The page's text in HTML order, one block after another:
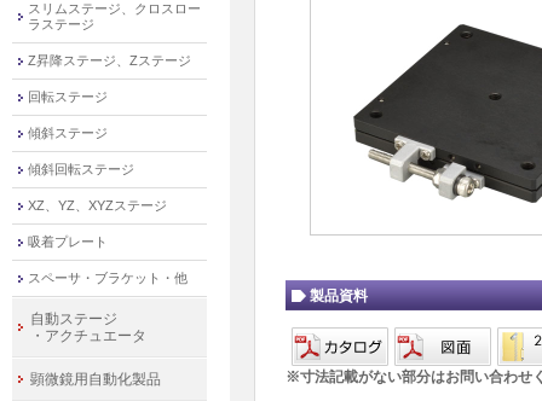
製品資料
※寸法記載がない部分はお問い合わせ
スリムステージ、クロスロー
ラステージ
Z昇降ステージ、Zステージ
回転ステージ
傾斜ステージ
傾斜回転ステージ
XZ、YZ、XYZステージ
吸着プレート
スペーサ・ブラケット・他
自動ステージ
・アクチュエータ
顕微鏡用自動化製品